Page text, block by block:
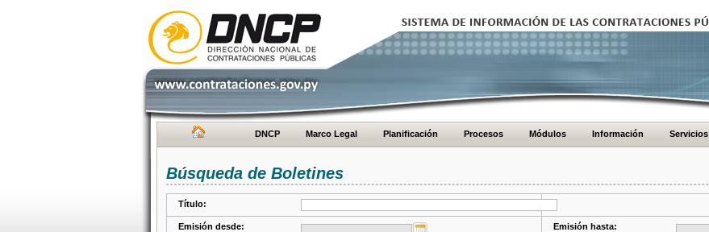
DNCP Marco Legal Planificación Procesos Módulos Información Servicios
Búsqueda de Boletines
Título:
Emisión desde: Emisión hasta: